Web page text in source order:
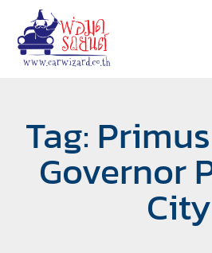
Tag:
Governor
City